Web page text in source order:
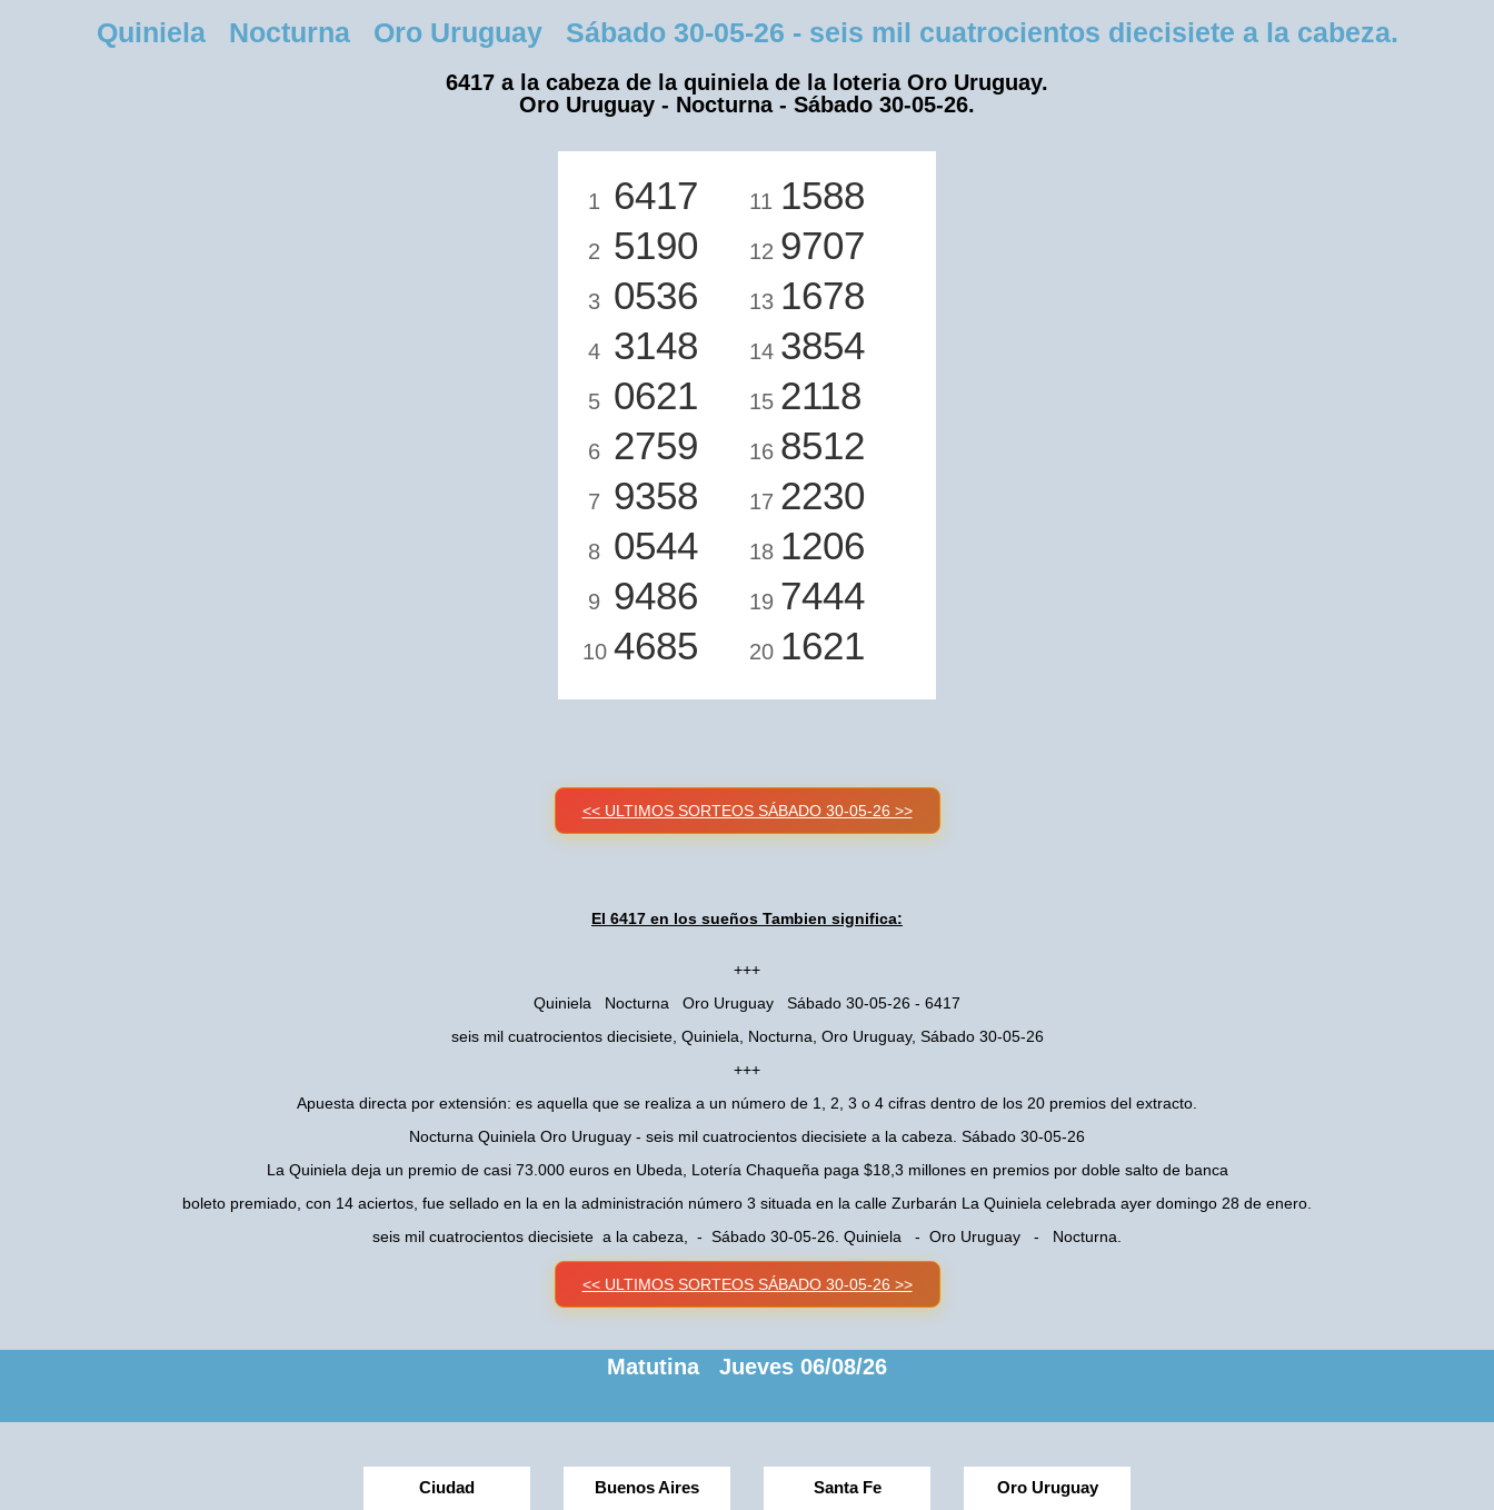
Quiniela Nocturna Oro Uruguay Sábado 30-05-26 - seis mil cuatrocientos diecisiete a la cabeza.
6417 a la cabeza de la quiniela de la loteria Oro Uruguay.
Oro Uruguay - Nocturna - Sábado 30-05-26.
1 6417
2 5190
3 0536
4 3148
5 0621
6 2759
7 9358
8 0544
9 9486
10 4685
11 1588
12 9707
13 1678
14 3854
15 2118
16 8512
17 2230
18 1206
19 7444
20 1621
<< ULTIMOS SORTEOS SÁBADO 30-05-26 >>
El 6417 en los sueños Tambien significa:
+++
Quiniela Nocturna Oro Uruguay Sábado 30-05-26 - 6417
seis mil cuatrocientos diecisiete, Quiniela, Nocturna, Oro Uruguay, Sábado 30-05-26
+++
Apuesta directa por extensión: es aquella que se realiza a un número de 1, 2, 3 o 4 cifras dentro de los 20 premios del extracto.
Nocturna Quiniela Oro Uruguay - seis mil cuatrocientos diecisiete a la cabeza. Sábado 30-05-26
La Quiniela deja un premio de casi 73.000 euros en Ubeda, Lotería Chaqueña paga $18,3 millones en premios por doble salto de banca
boleto premiado, con 14 aciertos, fue sellado en la en la administración número 3 situada en la calle Zurbarán La Quiniela celebrada ayer domingo 28 de enero.
seis mil cuatrocientos diecisiete a la cabeza, - Sábado 30-05-26. Quiniela - Oro Uruguay - Nocturna.
<< ULTIMOS SORTEOS SÁBADO 30-05-26 >>
Matutina Jueves 06/08/26
Ciudad Buenos Aires Santa Fe Oro Uruguay